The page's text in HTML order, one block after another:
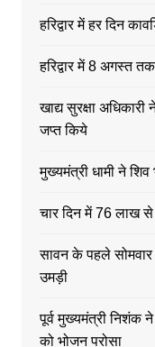
हरिद्वार में हर दिन
हरिद्वार में 8 अगस्त
खाद्य सुरक्षा
जप्त किये
मुख्यमंत्री धामी ने शिव
चार दिन में 76 लाख से
सावन के पहले सोमवार
उमड़ी
पूर्व मुख्यमंत्री निशंक
को भोजन परोसा